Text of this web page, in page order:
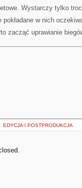
Wystarczy tylko
pokładane w nich
zacząć uprawianie
EDYCJA I POSTPRODUKCJA